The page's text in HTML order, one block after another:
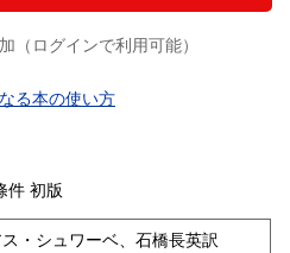
（ログインで利用可能）
る本の使い方
件 初版
・シュワーベ、石橋長英訳